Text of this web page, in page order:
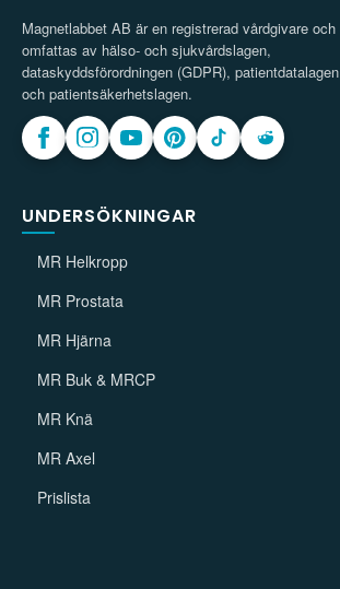
Magnetlabbet AB är en registrerad vårdgivare och
omfattas av hälso- och sjukvårdslagen,
dataskyddsförordningen (GDPR), patientdatalagen
och patientsäkerhetslagen.
UNDERSÖKNINGAR
MR Helkropp
MR Prostata
MR Hjärna
MR Buk & MRCP
MR Knä
MR Axel
Prislista